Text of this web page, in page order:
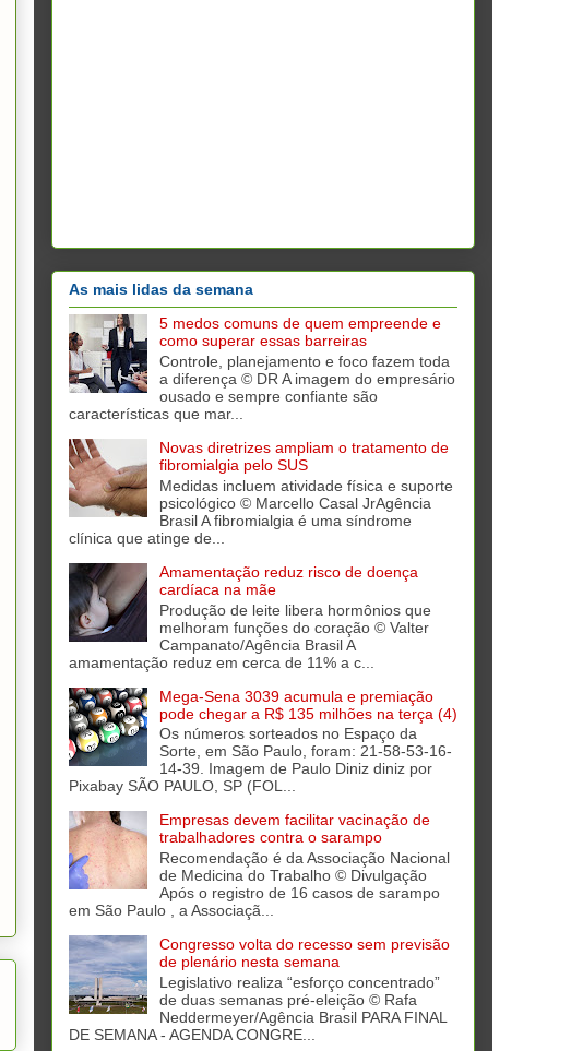
As mais lidas da semana
5 medos comuns de quem empreende e
como superar essas barreiras
Controle, planejamento e foco fazem toda
a diferença © DR A imagem do empresário
ousado e sempre confiante são
características que mar...
Novas diretrizes ampliam o tratamento de
fibromialgia pelo SUS
Medidas incluem atividade física e suporte
psicológico © Marcello Casal JrAgência
Brasil A fibromialgia é uma síndrome
clínica que atinge de...
Amamentação reduz risco de doença
cardíaca na mãe
Produção de leite libera hormônios que
melhoram funções do coração © Valter
Campanato/Agência Brasil A
amamentação reduz em cerca de 11% a c...
Mega-Sena 3039 acumula e premiação
pode chegar a R$ 135 milhões na terça (4)
Os números sorteados no Espaço da
Sorte, em São Paulo, foram: 21-58-53-16-
14-39. Imagem de Paulo Diniz diniz por
Pixabay SÃO PAULO, SP (FOL...
Empresas devem facilitar vacinação de
trabalhadores contra o sarampo
Recomendação é da Associação Nacional
de Medicina do Trabalho © Divulgação
Após o registro de 16 casos de sarampo
em São Paulo , a Associaçã...
Congresso volta do recesso sem previsão
de plenário nesta semana
Legislativo realiza “esforço concentrado”
de duas semanas pré-eleição © Rafa
Neddermeyer/Agência Brasil PARA FINAL
DE SEMANA - AGENDA CONGRE...